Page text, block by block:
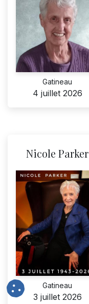
Gatineau
4 juillet 2026
Nicole Parker
Gatineau
3 juillet 2026